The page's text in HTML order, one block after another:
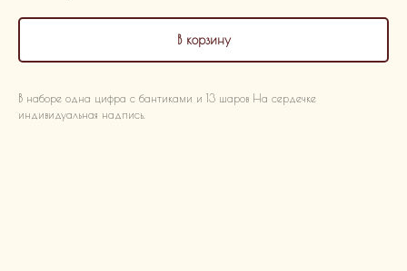
В корзину
В наборе одна цифра с бантиками и 13 шаров На сердечке
индивидуальная надпись.